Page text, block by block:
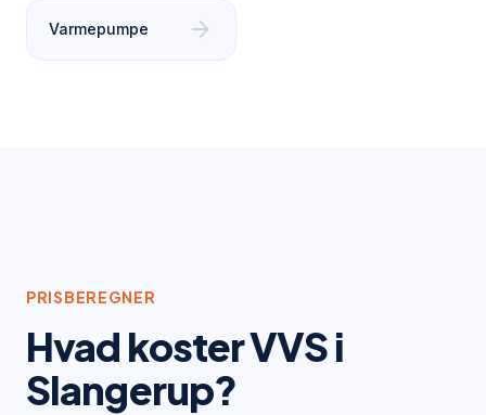
Varmepumpe arrow_forward
PRISBEREGNER
Hvad koster VVS i
Slangerup?